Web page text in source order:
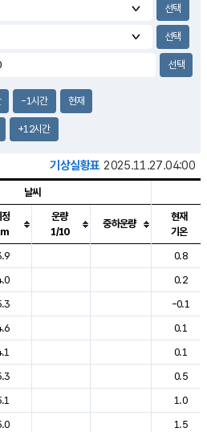
-1시간 현재
+12시간
기상실황표 2025.11.27.04:00
, 기온, 강수, 바람, 기압등을 안내한 표입
날씨
운량
1/10
중하운량
현재
기온
0.8
0.2
-0.1
0.1
0.1
0.5
1.0
1.5